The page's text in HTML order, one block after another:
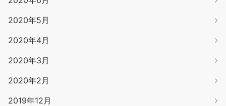
2020年5月
2020年4月
2020年3月
2020年2月
2019年12月